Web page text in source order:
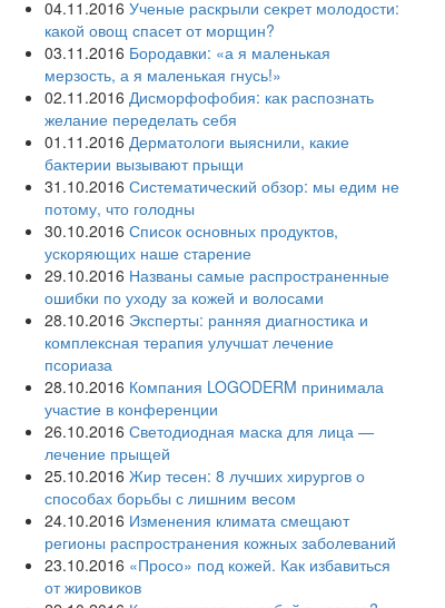
04.11.2016 Ученые раскрыли секрет молодости:
какой овощ спасет от морщин?
03.11.2016 Бородавки: «а я маленькая
мерзость, а я маленькая гнусь!»
02.11.2016 Дисморфофобия: как распознать
желание переделать себя
01.11.2016 Дерматологи выяснили, какие
бактерии вызывают прыщи
31.10.2016 Систематический обзор: мы едим не
потому, что голодны
30.10.2016 Список основных продуктов,
ускоряющих наше старение
29.10.2016 Названы самые распространенные
ошибки по уходу за кожей и волосами
28.10.2016 Эксперты: ранняя диагностика и
комплексная терапия улучшат лечение
псориаза
28.10.2016 Компания LOGODERM принимала
участие в конференции
26.10.2016 Светодиодная маска для лица —
лечение прыщей
25.10.2016 Жир тесен: 8 лучших хирургов о
способах борьбы с лишним весом
24.10.2016 Изменения климата смещают
регионы распространения кожных заболеваний
23.10.2016 «Просо» под кожей. Как избавиться
от жировиков